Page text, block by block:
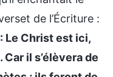
de l’Écriture :
Le Christ est ici,
il s’élèvera de